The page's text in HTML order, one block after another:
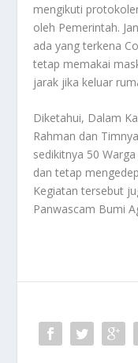
mengikuti
oleh Pemerintah.
ada yang terkena
tetap memakai
jarak jika keluar
Diketahui, Dalam
Rahman dan
sedikitnya 50
dan tetap
Kegiatan tersebut
Panwascam Bumi